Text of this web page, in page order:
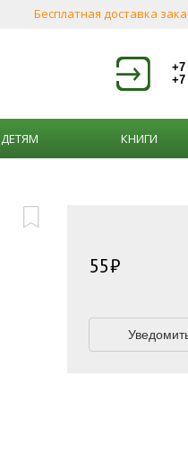
Бесплатная доставка
+7
+7
ДЕТЯМ КНИГИ
55